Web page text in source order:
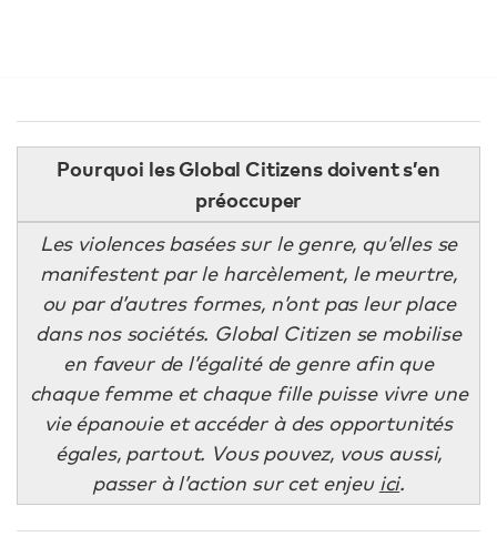
Pourquoi les Global Citizens doivent s’en
préoccuper
Les violences basées sur le genre, qu’elles se
manifestent par le harcèlement, le meurtre,
ou par d’autres formes, n’ont pas leur place
dans nos sociétés. Global Citizen se mobilise
en faveur de l’égalité de genre afin que
chaque femme et chaque fille puisse vivre une
vie épanouie et accéder à des opportunités
égales, partout. Vous pouvez, vous aussi,
passer à l’action sur cet enjeu ici.